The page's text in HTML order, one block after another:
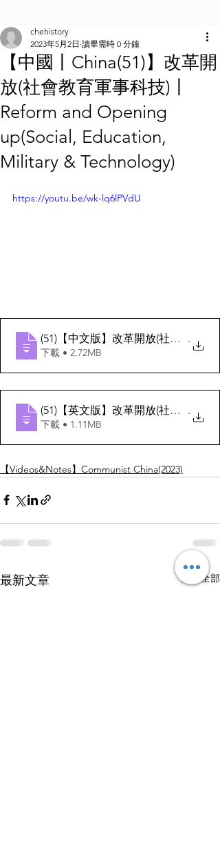
【中國丨China(51)】改革開
放(社會教育軍事科技)丨
Reform and Opening
up(Social, Education,
Military & Technology)
chehistory
2023年5月2日 讀畢需時 0 分鐘
https://youtu.be/wk-lq6lPVdU
(51)【中文版】改革開放(社會, 教育,
.
下載 • 2.72MB
(51)【英文版】改革開放(社會, 教育,
.
下載 • 1.11MB
【Videos&Notes】Communist China(2023)
最新文章 查看全部